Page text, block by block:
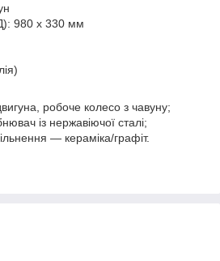
980 х 330 мм
робоче колесо з чавуну;
із нержавіючої сталі;
— кераміка/графіт.